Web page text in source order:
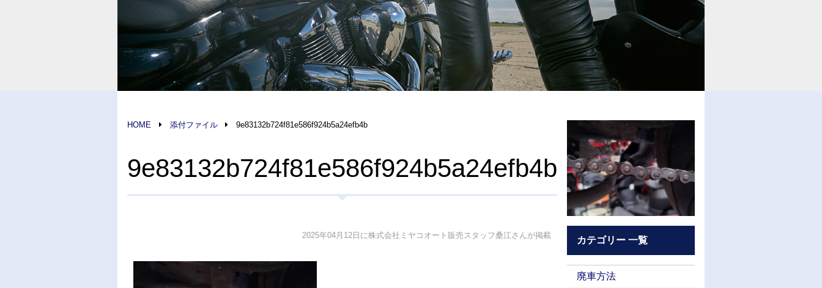
HOME 添付ファイル 9e83132b724f81e586f924b5a24efb4b
9e83132b724f81e586f924b5a24efb4b
2025年04月12日に株式会社ミヤコオート販売スタッフ桑江さんが掲載 カテゴリー 一覧
廃車方法